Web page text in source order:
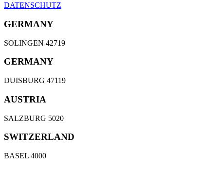
DATENSCHUTZ
GERMANY
SOLINGEN 42719
GERMANY
DUISBURG 47119
AUSTRIA
SALZBURG 5020
SWITZERLAND
BASEL 4000